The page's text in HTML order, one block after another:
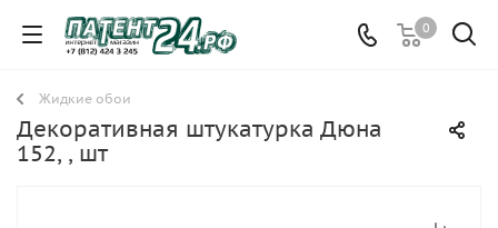
0
Жидкие обои
Декоративная штукатурка Дюна
152, , шт